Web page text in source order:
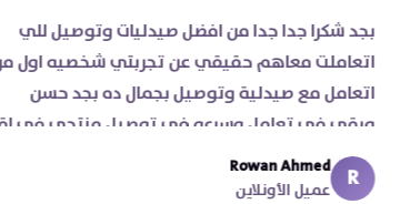
بجد شكرا جدا جدا من افضل صيدليات
اتعاملت معاهم حقيقي عن تجربتي
اتعامل مع صيدلية وتوصيل بجمال ده
ورقي في تعامل وسرعه في توصيل
من يومين من اسكندرية للقاهره ..
R
Rowan Ahmed
عميل الأونلاين